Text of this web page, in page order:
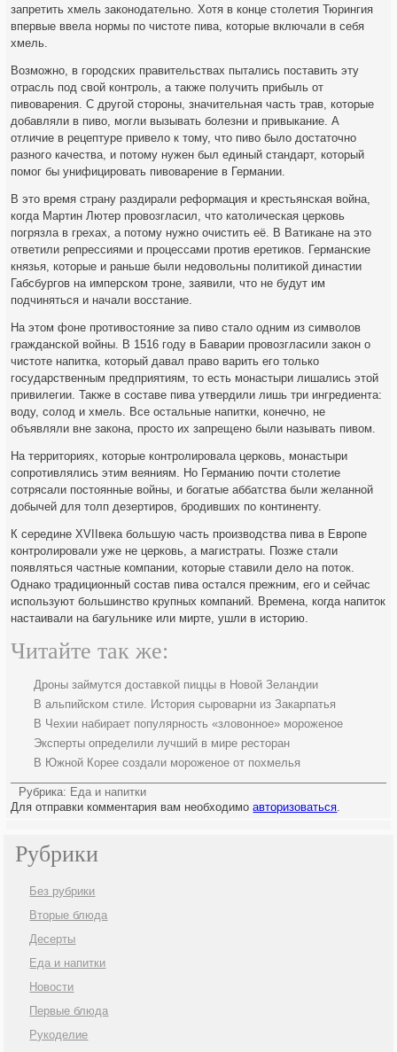
запретить хмель законодательно. Хотя в конце столетия Тюрингия
впервые ввела нормы по чистоте пива, которые включали в себя
хмель.
Возможно, в городских правительствах пытались поставить эту
отрасль под свой контроль, а также получить прибыль от
пивоварения. С другой стороны, значительная часть трав, которые
добавляли в пиво, могли вызывать болезни и привыкание. А
отличие в рецептуре привело к тому, что пиво было достаточно
разного качества, и потому нужен был единый стандарт, который
помог бы унифицировать пивоварение в Германии.
В это время страну раздирали реформация и крестьянская война,
когда Мартин Лютер провозгласил, что католическая церковь
погрязла в грехах, а потому нужно очистить её. В Ватикане на это
ответили репрессиями и процессами против еретиков. Германские
князья, которые и раньше были недовольны политикой династии
Габсбургов на имперском троне, заявили, что не будут им
подчиняться и начали восстание.
На этом фоне противостояние за пиво стало одним из символов
гражданской войны. В 1516 году в Баварии провозгласили закон о
чистоте напитка, который давал право варить его только
государственным предприятиям, то есть монастыри лишались этой
привилегии. Также в составе пива утвердили лишь три ингредиента:
воду, солод и хмель. Все остальные напитки, конечно, не
объявляли вне закона, просто их запрещено были называть пивом.
На территориях, которые контролировала церковь, монастыри
сопротивлялись этим веяниям. Но Германию почти столетие
сотрясали постоянные войны, и богатые аббатства были желанной
добычей для толп дезертиров, бродивших по континенту.
К середине XVIIвека большую часть производства пива в Европе
контролировали уже не церковь, а магистраты. Позже стали
появляться частные компании, которые ставили дело на поток.
Однако традиционный состав пива остался прежним, его и сейчас
используют большинство крупных компаний. Времена, когда напиток
настаивали на багульнике или мирте, ушли в историю.
Читайте так же:
Дроны займутся доставкой пиццы в Новой Зеландии
В альпийском стиле. История сыроварни из Закарпатья
В Чехии набирает популярность «зловонное» мороженое
Эксперты определили лучший в мире ресторан
В Южной Корее создали мороженое от похмелья
Рубрика: Еда и напитки
Для отправки комментария вам необходимоавторизоваться
Рубрики
Без рубрики
Вторые блюда
Десерты
Еда и напитки
Новости
Первые блюда
Рукоделие